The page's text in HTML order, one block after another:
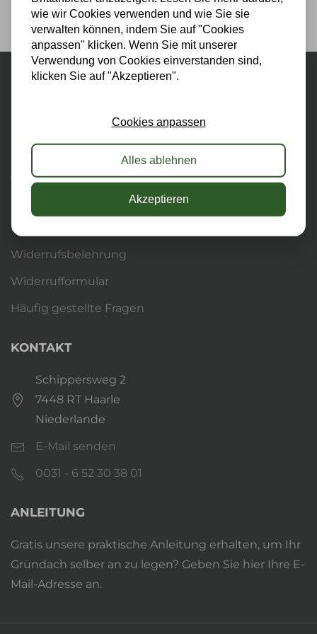
Händler & Fachbetriebe
Impressum
Allgemeine Lieferbedingungen
Haftungsausschluss
Widerrufsbelehrung
Widerrufformular
Häufig gestellte Fragen
KONTAKT
Schippersweg 2
7448 RT Haarle
Niederlande
E-Mail senden
0031 - 6 52 30 38 01
ANLEITUNG
Gratis unsere praktische Anleitung erhalten, um Ihr
Gründach selber an zu legen? Geben Sie hier Ihre E-
Mail-Adresse an.
wie wir Cookies verwenden und wie Sie sie
verwalten können, indem Sie auf "Cookies
anpassen" klicken. Wenn Sie mit unserer
Verwendung von Cookies einverstanden sind,
klicken Sie auf "Akzeptieren".
Cookies anpassen
Alles ablehnen
Akzeptieren